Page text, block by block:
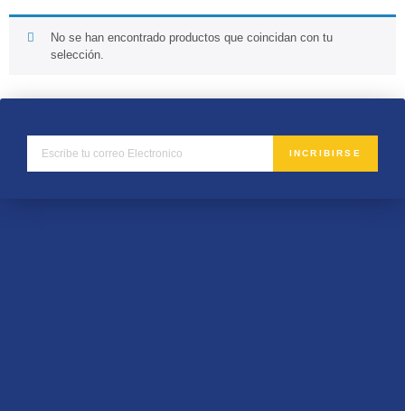
No se han encontrado productos que coincidan con tu
selección.
INCRIBIRSE